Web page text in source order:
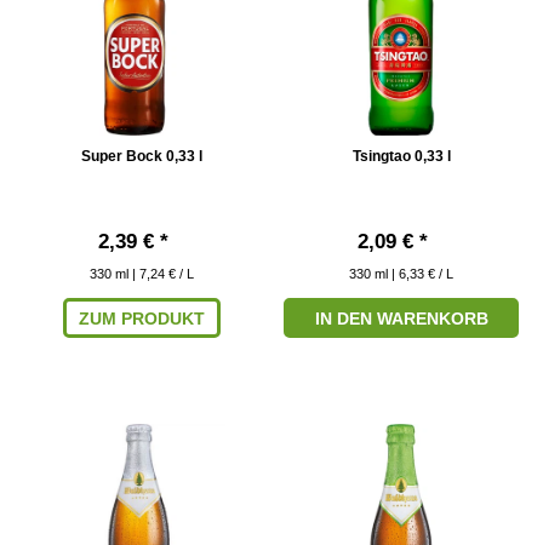
Super Bock 0,33 l
2,39 € *
330 ml | 7,24 € / L
ZUM PRODUKT
Tsingtao 0,33 l
2,09 € *
330 ml | 6,33 € / L
IN DEN WARENKORB